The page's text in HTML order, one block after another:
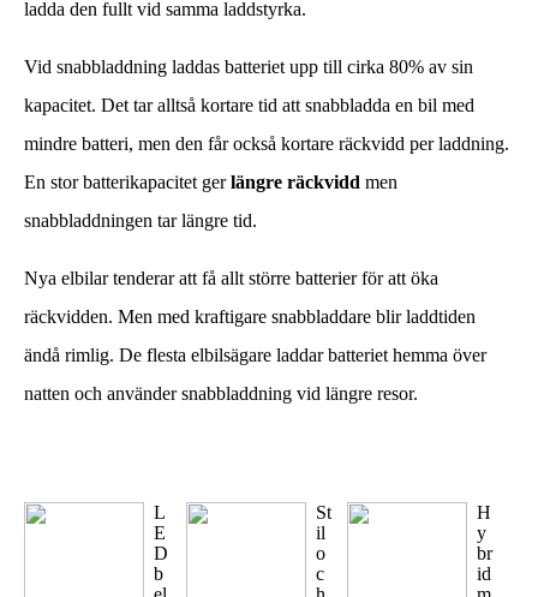
ladda den fullt vid samma laddstyrka.
Vid snabbladdning laddas batteriet upp till cirka 80% av sin
kapacitet. Det tar alltså kortare tid att snabbladda en bil med
mindre batteri, men den får också kortare räckvidd per laddning.
En stor batterikapacitet gerlängre räckvidd men
snabbladdningen tar längre tid.
Nya elbilar tenderar att få allt större batterier för att öka
räckvidden. Men med kraftigare snabbladdare blir laddtiden
ändå rimlig. De flesta elbilsägare laddar batteriet hemma över
natten och använder snabbladdning vid längre resor.
L
E
D
b
St
il
o
c
H
y
br
id